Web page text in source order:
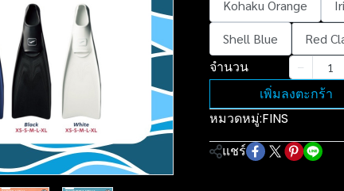
Kohaku Orange
Shell Blue
Red
จำนวน
เพิ่มลงตะกร้า
หมวดหมู่:FINS
แชร์